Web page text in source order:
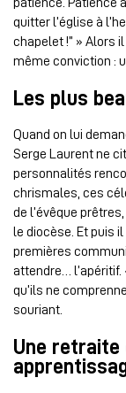
quitter l’église à
chapelet !” » Alors
même conviction :
Les plus
Quand on lui
Serge Laurent ne
personnalités
chrismales, ces
de l’évêque
le diocèse. Et puis
premières
attendre…
qu’ils ne
souriant.
Une retraite